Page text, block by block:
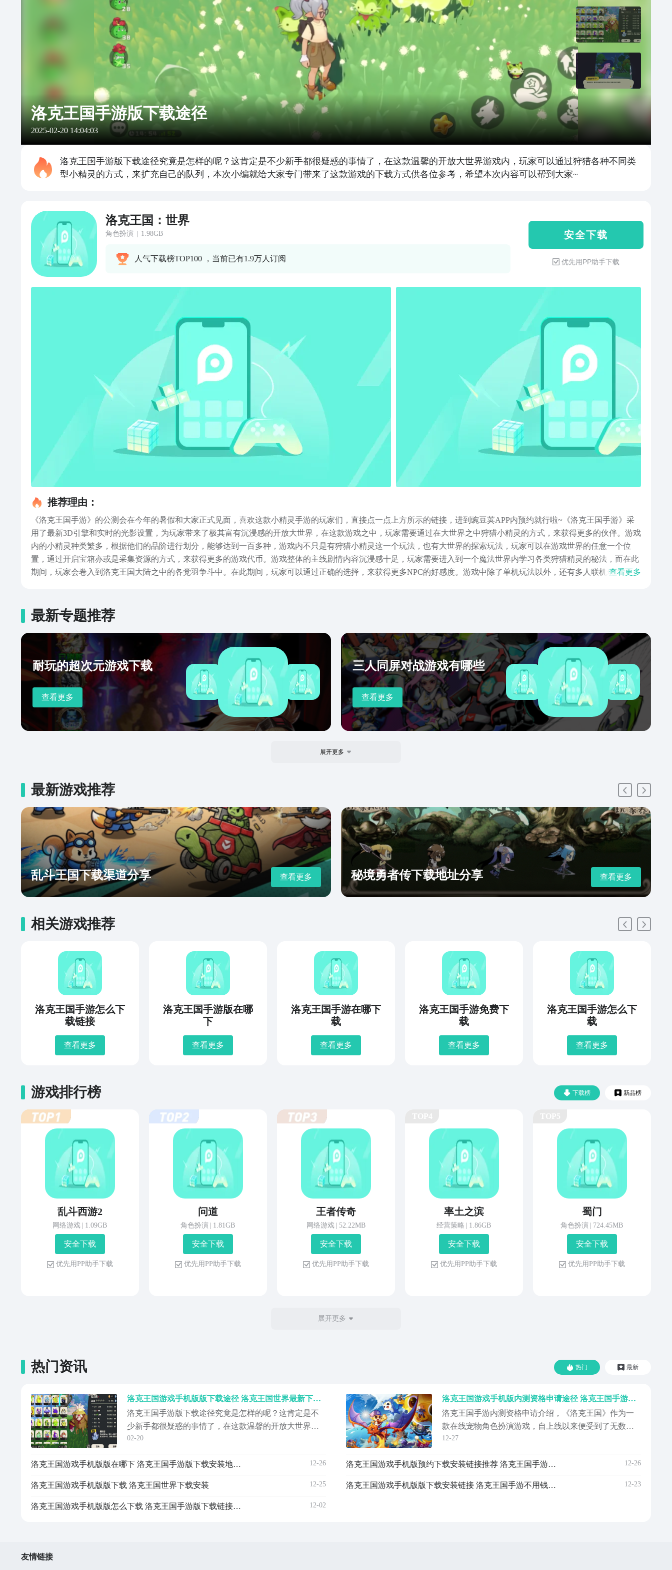
洛克王国手游版下载途径
2025-02-20 14:04:03
洛克王国手游版下载途径究竟是怎样的呢？这肯定是不少新手都很疑惑的事情了，在这款温馨的开放大世界游戏内，玩家可以通过狩猎各种不同类
型小精灵的方式，来扩充自己的队列，本次小编就给大家专门带来了这款游戏的下载方式供各位参考，希望本次内容可以帮到大家~
洛克王国：世界
角色扮演 1.98GB
人气下载榜TOP100 ，当前已有1.9万人订阅
安 全 下 载
优先用PP助手下载
推荐理由：
《洛克王国手游》的公测会在今年的暑假和大家正式见面，喜欢这款小精灵手游的玩家们，直接点一点上方所示的链接，进到豌豆荚APP内预约就行啦~《洛克王国手游》‌采
用了最新3D引擎和实时的光影设置，为玩家带来了极其富有沉浸感的开放大世界，在这款游戏之中，玩家需要通过在大世界之中狩猎小精灵的方式，来获得更多的伙伴。游戏
内的小精灵种类繁多，根据他们的品阶进行划分，能够达到一百多种，游戏内不只是有狩猎小精灵这一个玩法，也有大世界的探索玩法，玩家可以在游戏世界的任意一个位
置，通过开启宝箱亦或是采集资源的方式，来获得更多的游戏代币。游戏整体的主线剧情内容沉浸感十足，玩家需要进入到一个魔法世界内学习各类狩猎精灵的秘法，而在此
期间，玩家会卷入到洛克王国大陆之中的各党羽争斗中。在此期间，玩家可以通过正确的选择，来获得更多NPC的好感度。游戏中除了单机玩法以外，还有多人联机玩法模
完这次内容的小伙伴们，可以是进到游戏内体验一下哦~
查看更多
最新专题推荐
耐玩的超次元游戏下载
查看更多
三人同屏对战游戏有哪些
查看更多
展开更多
最新游戏推荐
乱斗王国下载渠道分享 查看更多 秘境勇者传下载地址分享 查看更多
相关游戏推荐
洛克王国手游怎么下
载链接
查看更多
洛克王国手游版在哪
下
查看更多
洛克王国手游在哪下
载
查看更多
洛克王国手游免费下
载
查看更多
洛克王国手游怎么下
载
查看更多
下载榜 新品榜
游戏排行榜
乱斗西游2
网络游戏 1.09GB
安 全 下 载
优 先 用 P P 助 手 下 载
问道
角色扮演 1.81GB
安 全 下 载
优 先 用 P P 助 手 下 载
王者传奇
网络游戏 52.22MB
安 全 下 载
优 先 用 P P 助 手 下 载
率土之滨
经营策略 1.86GB
安 全 下 载
优 先 用 P P 助 手 下 载
蜀门
角色扮演 724.45MB
安 全 下 载
优 先 用 P P 助 手 下 载
展开更多
热门 最新
热门资讯
洛克王国游戏手机版版下载途径 洛克王国世界最新下载链接推荐
洛克王国手游版下载途径究竟是怎样的呢？这肯定是不
少新手都很疑惑的事情了，在这款温馨的开放大世界游
戏内，玩家可以通过狩猎各种不同类型小精灵的方式，
游戏的下载方式供各位参考，希望本次内容可以帮到大
克王国：世...
02-20
洛克王国游戏手机版版在哪下 洛克王国手游版下载安装地址推荐 12-26
洛克王国游戏手机版版下载 洛克王国世界下载安装 12-25
洛克王国游戏手机版版怎么下载 洛克王国手游版下载链接推荐 12-02
洛克王国游戏手机版内测资格申请途径 洛克王国手游内测资格申请盘点
洛克王国手游内测资格申请介绍，《洛克王国》作为一
款在线宠物角色扮演游戏，自上线以来便受到了无数玩
家的喜爱，不仅仅是一款简单的游戏，更是一个充满乐
非常简单，只需点击下方链接进行预约即可。【洛克王
界#《《...
12-27
洛克王国游戏手机版预约下载安装链接推荐 洛克王国手游版怎么预约 12-26
洛克王国游戏手机版版下载安装链接 洛克王国手游不用钱下载链接推荐 12-23
友情链接